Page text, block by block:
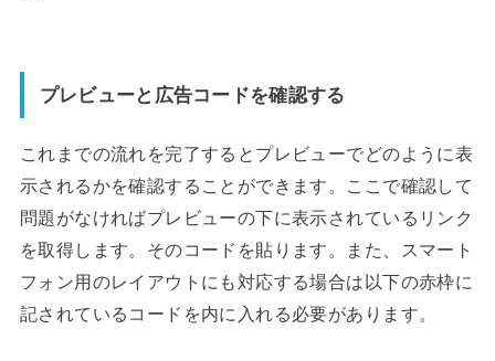
プレビューと広告コードを確認する
これまでの流れを完了するとプレビューでどのように表
示されるかを確認することができます。ここで確認して
問題がなければプレビューの下に表示されているリンク
を取得します。そのコードを貼ります。また、スマート
フォン用のレイアウトにも対応する場合は以下の赤枠に
記されているコードを内に入れる必要があります。